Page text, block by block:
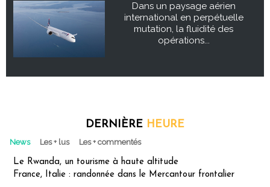
Dans un paysage aérien
international en perpétuelle
mutation, la fluidité des
opérations...
DERNIÈRE HEURE
News Les + lus Les + commentés
Le Rwanda, un tourisme à haute altitude
France, Italie : randonnée dans le Mercantour frontalier